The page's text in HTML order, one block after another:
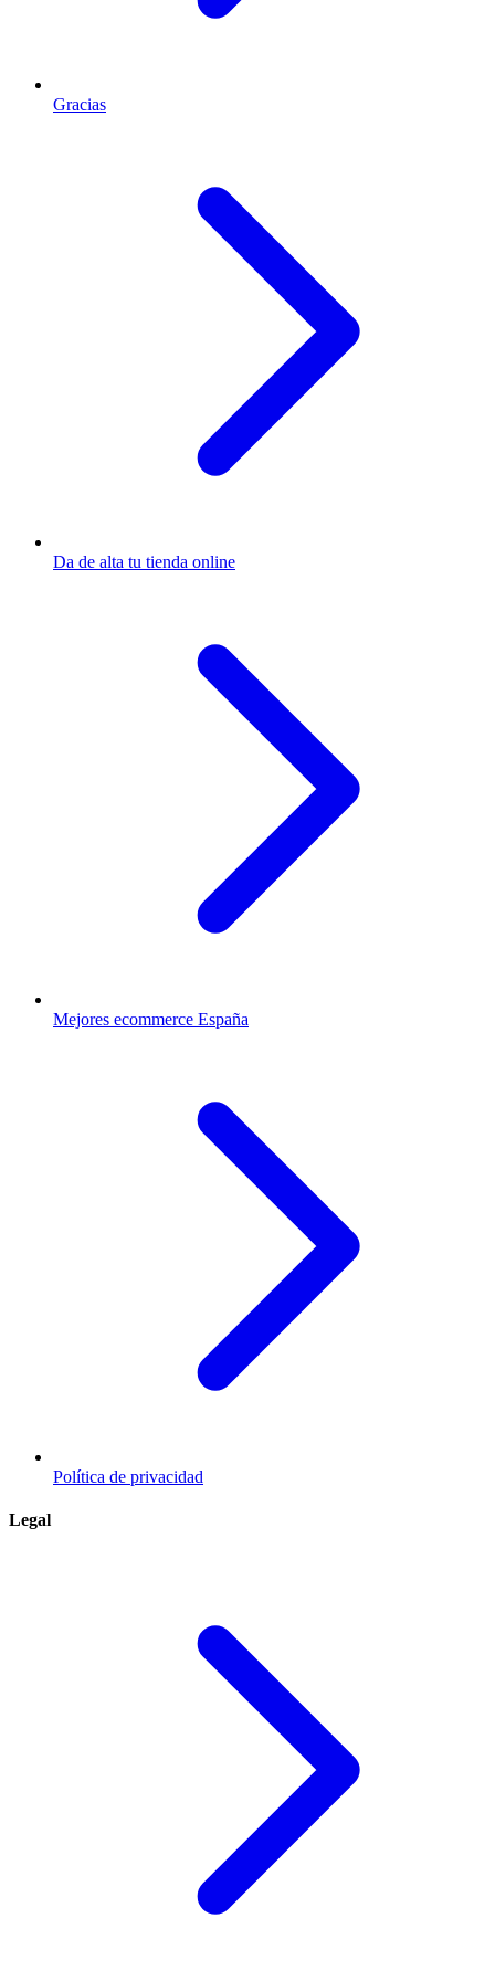
Gracias
Da de alta tu tienda online
Mejores ecommerce España
Política de privacidad
Legal